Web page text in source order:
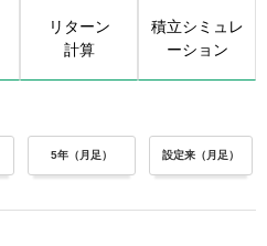
リターン
計算
積立シミュレ
ーション
5年（月足） 設定来（月足）